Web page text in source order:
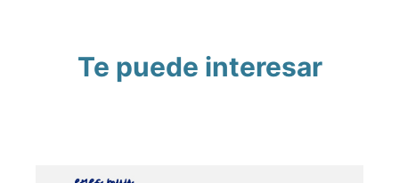
Te puede interesar